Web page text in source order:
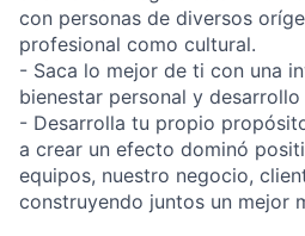
con personas de diversos
profesional como cultural.
- Saca lo mejor de ti con una
bienestar personal y
- Desarrolla tu propio
a crear un efecto dominó
equipos, nuestro negocio,
construyendo juntos un mejor